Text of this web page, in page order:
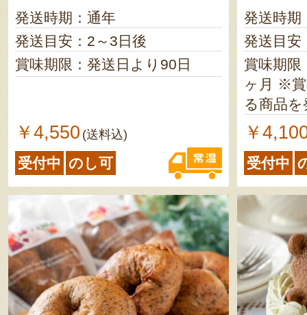
発送時期：通年
発送目安：2～3日後
賞味期限：発送日より90日
￥4,550 (送料込)
受付中 のし可
発送時期
発送目安
賞味期限
ヶ月 ※賞味期限が2ヶ月以上あ
る商品
￥
受付中